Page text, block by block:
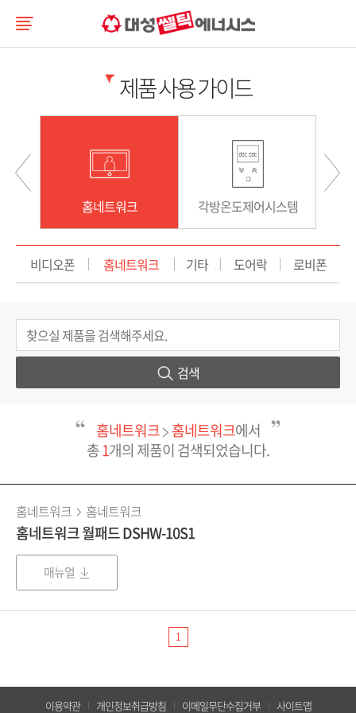
제품 사용 가이드
홈네트워크 각방온도제어시스템
비디오폰 홈네트워크 기타 도어락 로비폰
검색
홈네트워크 홈네트워크에서
총1개의 제품이 검색되었습니다.
홈네트워크 홈네트워크
홈네트워크 월패드 DSHW-10S1
매뉴얼
1
이용약관 개인정보취급방침 이메일무단수집거부 사이트맵